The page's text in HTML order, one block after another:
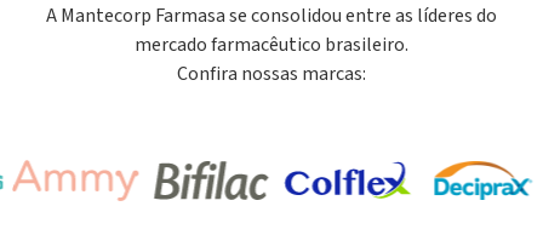
A Mantecorp Farmasa se consolidou entre as líderes do
mercado farmacêutico brasileiro.
Confira nossas marcas: